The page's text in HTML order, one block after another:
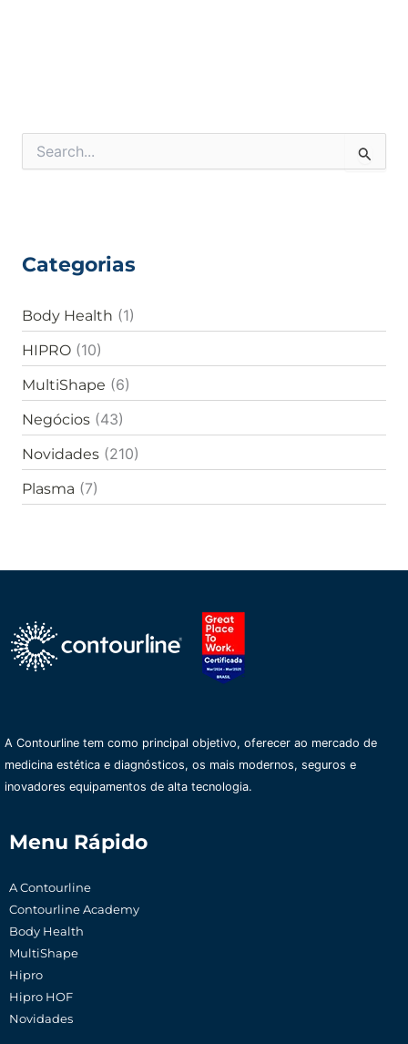
e
s
p
o
r
:
Categorias
Body Health (1)
HIPRO (10)
MultiShape (6)
Negócios (43)
Novidades (210)
Plasma (7)
A Contourline tem como principal objetivo, oferecer ao mercado de
medicina estética e diagnósticos, os mais modernos, seguros e
inovadores equipamentos de alta tecnologia.
Menu Rápido
A Contourline
Contourline Academy
Body Health
MultiShape
Hipro
Hipro HOF
Novidades